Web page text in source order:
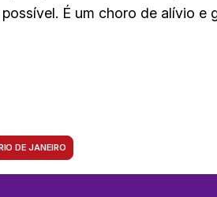
É um choro de alívio e
DE JANEIRO